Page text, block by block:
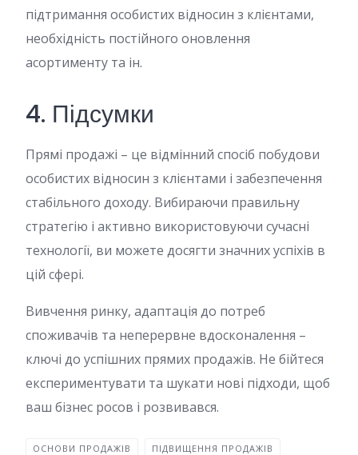
підтримання особистих відносин з клієнтами,
необхідність постійного оновлення
асортименту та ін.
4. Підсумки
Прямі продажі – це відмінний спосіб побудови
особистих відносин з клієнтами і забезпечення
стабільного доходу. Вибираючи правильну
стратегію і активно використовуючи сучасні
технології, ви можете досягти значних успіхів в
цій сфері.
Вивчення ринку, адаптація до потреб
споживачів та неперервне вдосконалення –
ключі до успішних прямих продажів. Не бійтеся
експериментувати та шукати нові підходи, щоб
ваш бізнес росов і розвивався.
ОСНОВИ ПРОДАЖІВ ПІДВИЩЕННЯ ПРОДАЖІВ